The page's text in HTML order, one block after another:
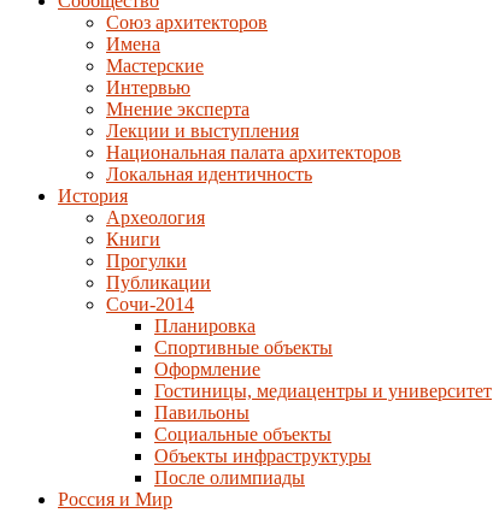
Союз архитекторов
Имена
Мастерские
Интервью
Мнение эксперта
Лекции и выступления
Национальная палата архитекторов
Локальная идентичность
История
Археология
Книги
Прогулки
Публикации
Сочи-2014
Планировка
Спортивные объекты
Оформление
Гостиницы, медиацентры и университет
Павильоны
Социальные объекты
Объекты инфраструктуры
После олимпиады
Россия и Мир